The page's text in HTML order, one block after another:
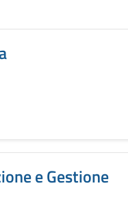
e Gestione